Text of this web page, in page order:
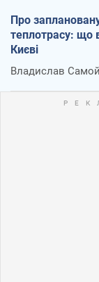
Про
теплотрасу: що
Києві
Владислав